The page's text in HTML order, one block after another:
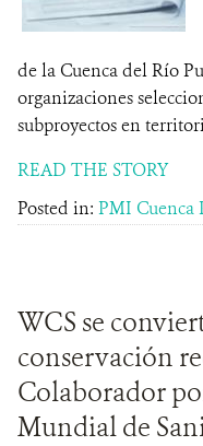
de la Cuenca del Río
organizaciones
subproyectos en
READ THE STORY
Posted in: PMI Cuenca
WCS se
conservación
Colaborador
Mundial de